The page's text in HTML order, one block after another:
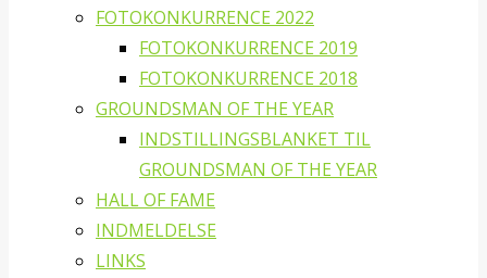
FOTOKONKURRENCE 2022
FOTOKONKURRENCE 2019
FOTOKONKURRENCE 2018
GROUNDSMAN OF THE YEAR
INDSTILLINGSBLANKET TIL
GROUNDSMAN OF THE YEAR
HALL OF FAME
INDMELDELSE
LINKS